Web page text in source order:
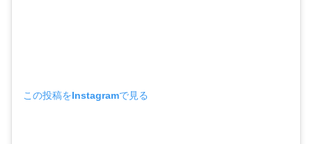
この投稿をInstagramで見る